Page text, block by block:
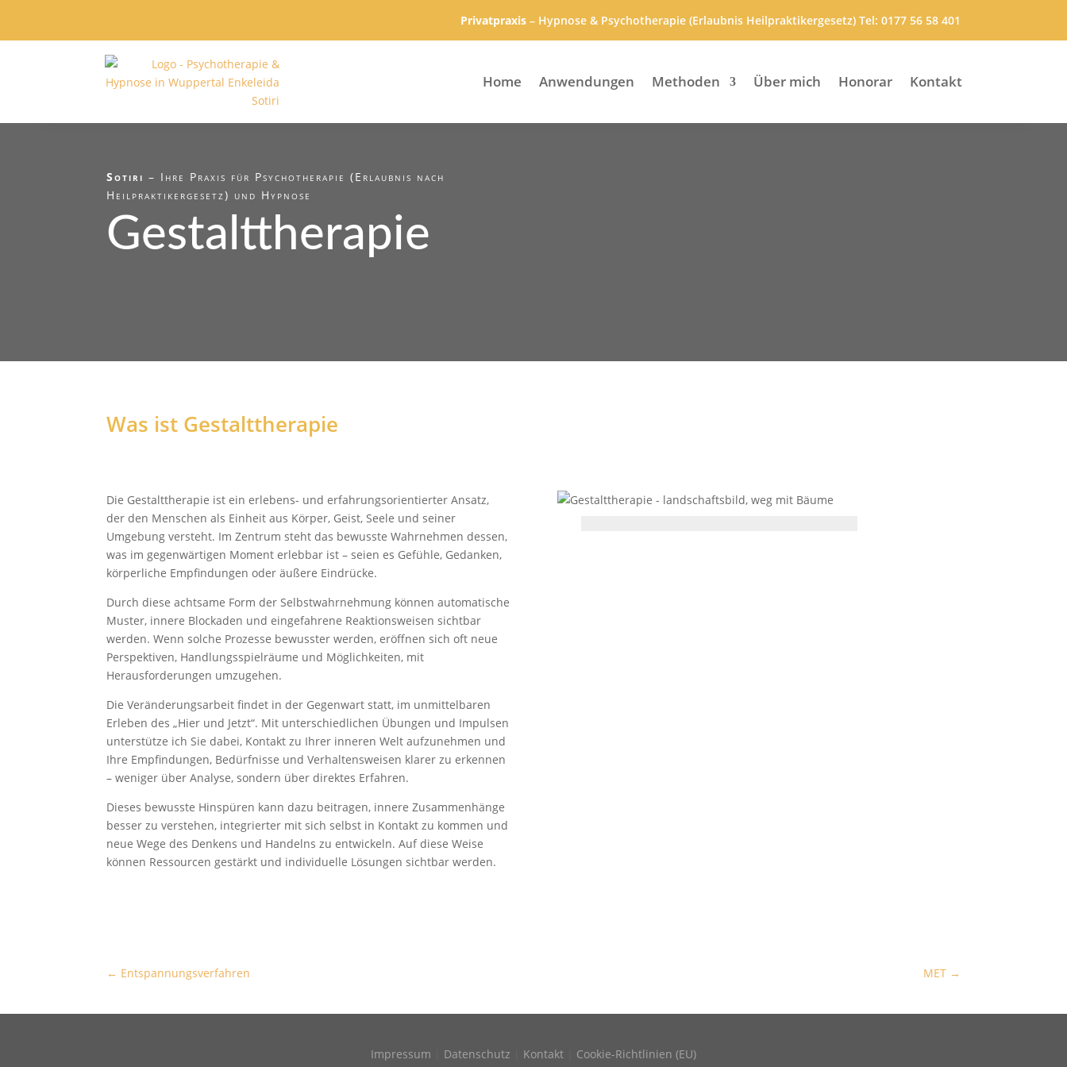
Privatpraxis– Hypnose & Psychotherapie (Erlaubnis Heilpraktikergesetz) Tel: 0177 56 58 401
Home Anwendungen Methoden Über mich Honorar Kontakt
Sotiri – Ihre Praxis für Psychotherapie (Erlaubnis nach
Heilpraktikergesetz) und Hypnose
Gestalttherapie
Was ist Gestalttherapie
Die Gestalttherapie ist ein erlebens- und erfahrungsorientierter Ansatz,
der den Menschen als Einheit aus Körper, Geist, Seele und seiner
Umgebung versteht. Im Zentrum steht das bewusste Wahrnehmen dessen,
was im gegenwärtigen Moment erlebbar ist – seien es Gefühle, Gedanken,
körperliche Empfindungen oder äußere Eindrücke.
Durch diese achtsame Form der Selbstwahrnehmung können automatische
Muster, innere Blockaden und eingefahrene Reaktionsweisen sichtbar
werden. Wenn solche Prozesse bewusster werden, eröffnen sich oft neue
Perspektiven, Handlungsspielräume und Möglichkeiten, mit
Herausforderungen umzugehen.
Die Veränderungsarbeit findet in der Gegenwart statt, im unmittelbaren
Erleben des „Hier und Jetzt“. Mit unterschiedlichen Übungen und Impulsen
unterstütze ich Sie dabei, Kontakt zu Ihrer inneren Welt aufzunehmen und
Ihre Empfindungen, Bedürfnisse und Verhaltensweisen klarer zu erkennen
– weniger über Analyse, sondern über direktes Erfahren.
Dieses bewusste Hinspüren kann dazu beitragen, innere Zusammenhänge
besser zu verstehen, integrierter mit sich selbst in Kontakt zu kommen und
neue Wege des Denkens und Handelns zu entwickeln. Auf diese Weise
können Ressourcen gestärkt und individuelle Lösungen sichtbar werden.
← Entspannungsverfahren MET→
Impressum Datenschutz Kontakt Cookie-Richtlinien (EU)